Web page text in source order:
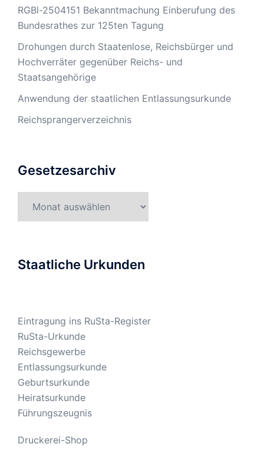
RGBl-2504151 Bekanntmachung Einberufung des
Bundesrathes zur 125ten Tagung
Drohungen durch Staatenlose, Reichsbürger und
Hochverräter gegenüber Reichs- und
Staatsangehörige
Anwendung der staatlichen Entlassungsurkunde
Reichsprangerverzeichnis
Gesetzesarchiv
Staatliche Urkunden
Eintragung ins RuSta-Register
RuSta-Urkunde
Reichsgewerbe
Entlassungsurkunde
Geburtsurkunde
Heiratsurkunde
Führungszeugnis
Druckerei-Shop